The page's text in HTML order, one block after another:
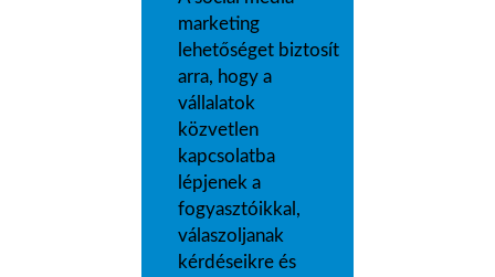
marketing
lehetőséget biztosít
arra, hogy a
vállalatok
közvetlen
kapcsolatba
lépjenek a
fogyasztóikkal,
válaszoljanak
kérdéseikre és